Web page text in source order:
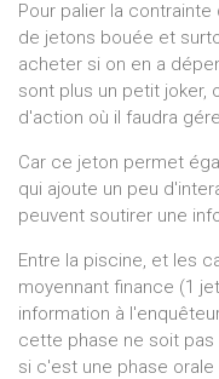
Pour palier la
de jetons bouée et
acheter si on en a
sont plus un petit joker,
d'action où il faudra
Car ce jeton permet
qui ajoute un peu
peuvent soutirer une
Entre la piscine, et les
moyennant finance (1
information à
cette phase ne soit pas
si c'est une phase